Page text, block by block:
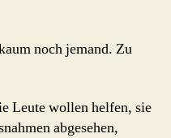
Eins
noch jemand. Zu
Leute wollen helfen, sie
abgesehen,